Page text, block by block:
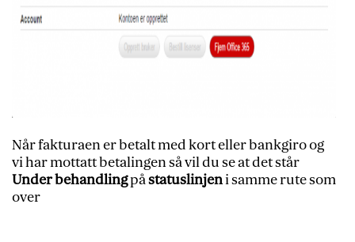
Når fakturaen er betalt med kort eller bankgiro og
vi har mottatt betalingen så vil du se at det står
Under behandlingpåstatuslinjeni samme rute som
over